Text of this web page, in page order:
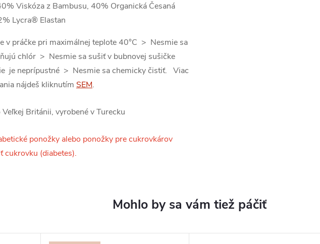
Viskóza z Bambusu, 40% Organická Česaná
Lycra® Elastan
v práčke pri maximálnej teplote 40°C > Nesmie sa
chlór > Nesmie sa sušiť v bubnovej sušičke
je neprípustné > Nesmie sa chemicky čistiť. Viac
nájdeš kliknutím SEM.
Británii, vyrobené v Turecku
ponožky alebo ponožky pre cukrovkárov
cukrovku (diabetes).